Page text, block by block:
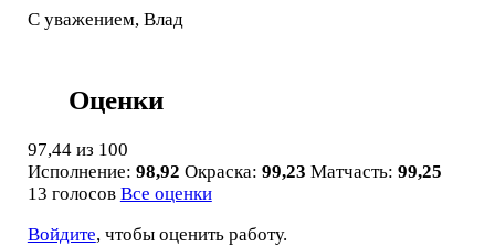
С уважением, Влад
Оценки
97,44 из 100
Исполнение: 98,92 Окраска: 99,23 Матчасть: 99,25
13 голосов Все оценки
Войдите, чтобы оценить работу.